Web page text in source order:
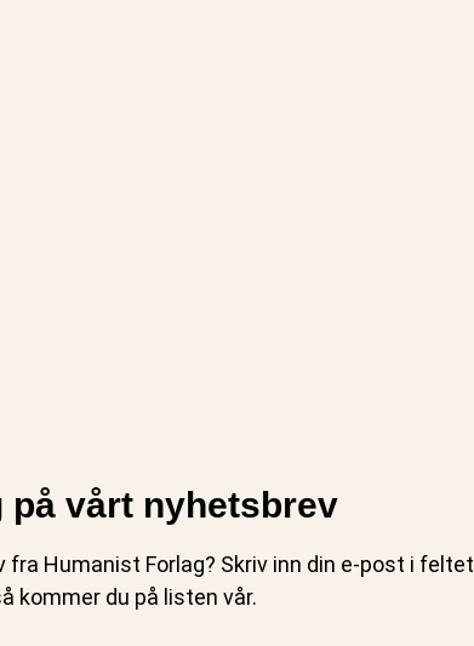
på vårt nyhetsbrev
Humanist Forlag? Skriv inn din e-post i feltet
kommer du på listen vår.